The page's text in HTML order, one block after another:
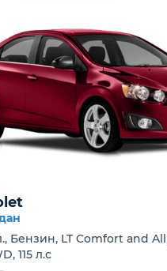
Бензин, LT Comfort and
115 л.с